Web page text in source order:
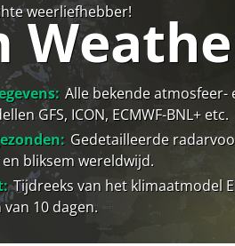
weerliefhebber!
Alle bekende atmosfeer-
GFS, ICON, ECMWF-BNL+ etc.
Gedetailleerde
bliksem wereldwijd.
Tijdreeks van het klimaatmodel
10 dagen.